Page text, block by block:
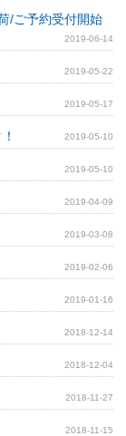
/ご予約受付開始
2019-06-14
2019-05-22
2019-05-17
2019-05-10
2019-05-10
2019-04-09
2019-03-08
2019-02-06
2019-01-16
2018-12-14
2018-12-04
2018-11-27
2018-11-15